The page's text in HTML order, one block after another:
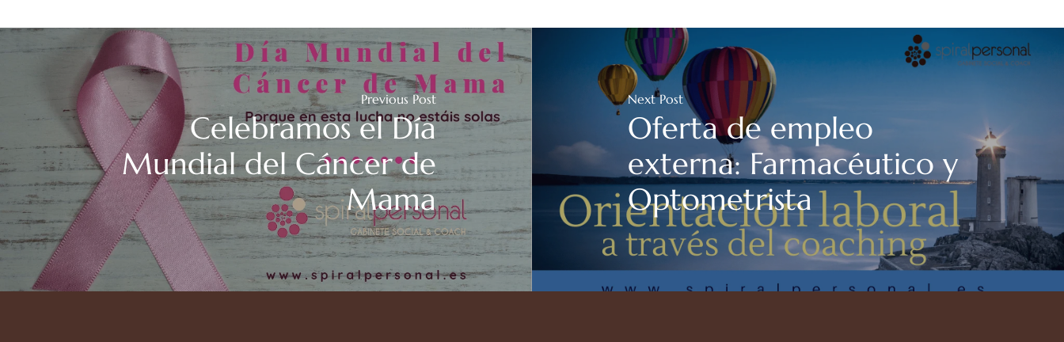
Previous Post
Celebramos el Día
Mundial del Cáncer de
Mama
Next Post
Oferta de empleo
externa: Farmacéutico y
Optometrista